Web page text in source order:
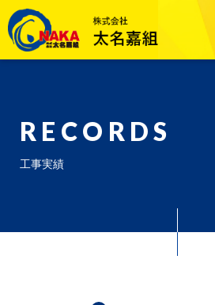
RECORDS
工事実績